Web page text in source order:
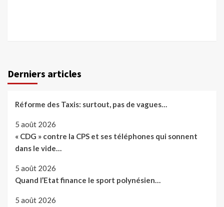
Derniers articles
Réforme des Taxis: surtout, pas de vagues…
5 août 2026
« CDG » contre la CPS et ses téléphones qui sonnent
dans le vide…
5 août 2026
Quand l’Etat finance le sport polynésien…
5 août 2026